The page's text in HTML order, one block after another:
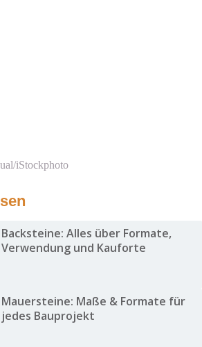
iStockphoto
Backsteine: Alles über Formate,
Verwendung und Kauforte
Mauersteine: Maße & Formate für
jedes Bauprojekt